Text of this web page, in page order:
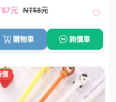
元 NT$8元
購物車 詢價車
價